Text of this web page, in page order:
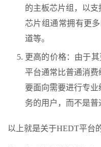
的主板芯片组，以
芯片组通常拥有更
道等。
更高的价格：由于
平台通常比普通消
要面向需要进行专
务的用户，而不是普
以上就是关于HEDT平台